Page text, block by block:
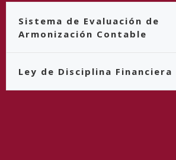
Sistema de Evaluación de
Armonización Contable
Ley de Disciplina Financiera